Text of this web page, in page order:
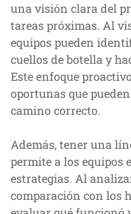
una visión clara del
tareas próximas. Al
equipos pueden
cuellos de botella y
Este enfoque
oportunas que
camino correcto.
Además, tener una
permite a los equipos
estrategias. Al
comparación con los